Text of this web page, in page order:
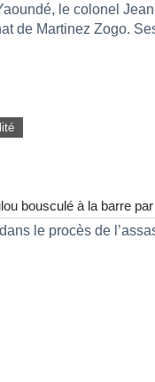
le colonel
de Martinez Zogo.
bousculé à la barre par
le procès de